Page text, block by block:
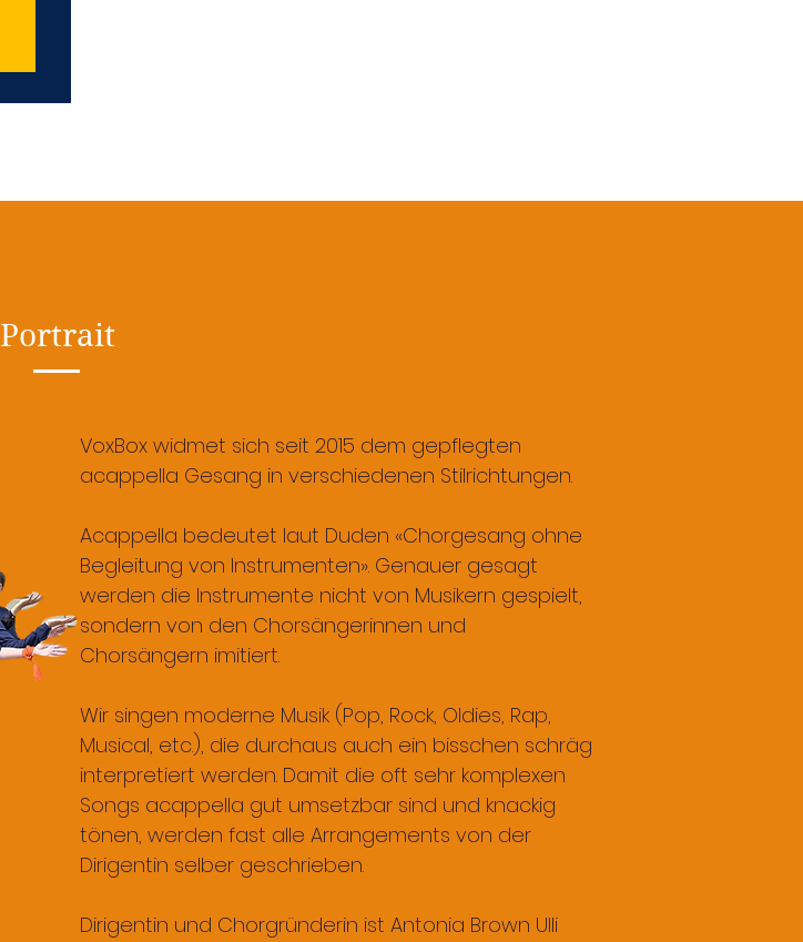
Portrait
VoxBox widmet sich seit 2015 dem gepflegten
acappella Gesang in verschiedenen Stilrichtungen.
Acappella bedeutet laut Duden «Chorgesang ohne
Begleitung von Instrumenten». Genauer gesagt
werden die Instrumente nicht von Musikern gespielt,
sondern von den Chorsängerinnen und
Chorsängern imitiert.
Wir singen moderne Musik (Pop, Rock, Oldies, Rap,
Musical, etc.), die durchaus auch ein bisschen schräg
interpretiert werden. Damit die oft sehr komplexen
Songs acappella gut umsetzbar sind und knackig
tönen, werden fast alle Arrangements von der
Dirigentin selber geschrieben.
Dirigentin und Chorgründerin ist Antonia Brown Ulli